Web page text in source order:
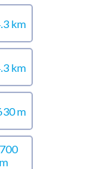
km
km
m
700
m